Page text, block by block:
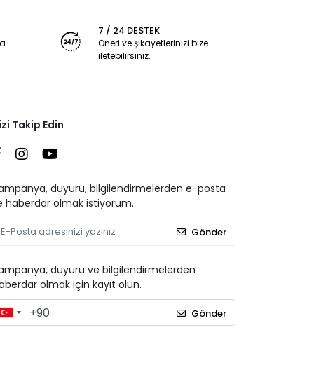
7 / 24 DESTEK
Öneri ve şikayetlerinizi bize
iletebilirsiniz.
Takip Edin
duyuru, bilgilendirmelerden e-posta
haberdar olmak istiyorum.
Gönder
duyuru ve bilgilendirmelerden
olmak için kayıt olun.
Gönder